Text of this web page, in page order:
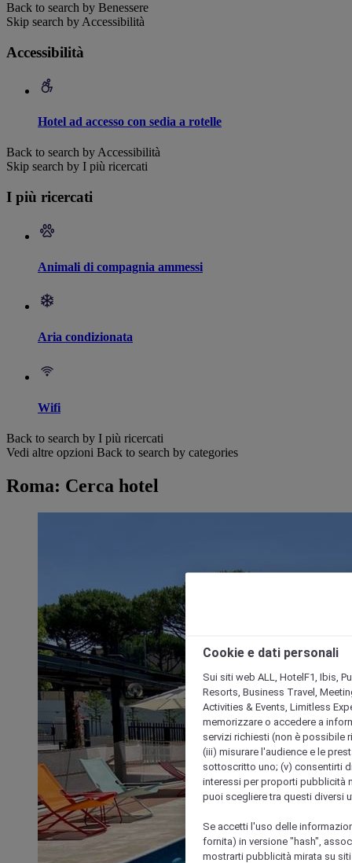
Back to search by Benessere
Skip search by Accessibilità
Accessibilità
Hotel ad accesso con sedia a rotelle
Back to search by Accessibilità
Skip search by I più ricercati
I più ricercati
Animali di compagnia ammessi
Aria condizionata
Wifi
Back to search by I più ricercati
Vedi altre opzioni Back to search by categories
Roma: Cerca hotel
Cookie e dati personali
Sui siti web ALL, HotelF1, Ibis,
Resorts, Business Travel,
Activities & Events, Limitless
memorizzare o accedere a
servizi richiesti (non è possibile
(iii) misurare l'audience e le
sottoscritto uno; (v) consentirti
interessi per proporti pubblicità
puoi scegliere tra questi diversi
Se accetti l'uso delle
fornita) in versione "hash",
mostrarti pubblicità mirata su